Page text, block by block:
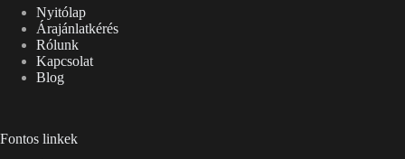
Nyitólap
Árajánlatkérés
Rólunk
Kapcsolat
Blog
Fontos linkek